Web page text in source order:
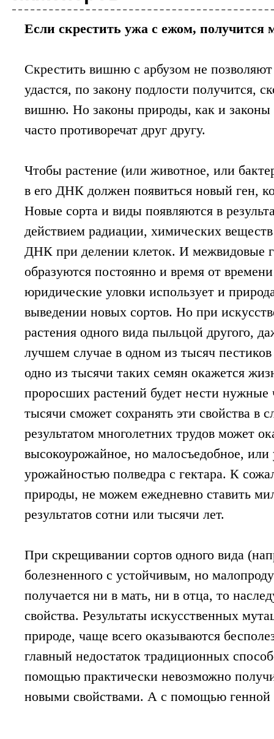
Биотехнология
вакцины от рака
Персонализированная медицина
каждого пациента в соответствии со
испытания позволяют надеяться, что
Биотехнология
секвенированию 2
Одна из крупнейших в мире
которого является компиляция
Биотехнология
Технологию CRISPR
устойчивости к ВИЧ
Китайские ученые применили
человека. Их работа, в которой метод
вторым исследованием, в котором метод
Если скрестить ужа с ежом, получится
Скрестить вишню с арбузом не
удастся, по закону подлости получится,
вишню. Но законы природы, как и законы
часто противоречат друг другу.
Чтобы растение (или животное, или
в его ДНК должен появиться новый ген,
Новые сорта и виды появляются в
действием радиации, химических
ДНК при делении клеток. И межвидовые
образуются постоянно и время от
юридические уловки использует и
выведении новых сортов. Но при
растения одного вида пыльцой другого,
лучшем случае в одном из тысяч
одно из тысячи таких семян окажется
проросших растений будет нести нужные
тысячи сможет сохранять эти свойства
результатом многолетних трудов может
высокоурожайное, но малосъедобное, или
урожайностью полведра с гектара. К
природы, не можем ежедневно ставить
результатов сотни или тысячи лет.
При скрещивании сортов одного вида
болезненного с устойчивым, но
получается ни в мать, ни в отца, то
свойства. Результаты искусственных
природе, чаще всего оказываются
главный недостаток традиционных
помощью практически невозможно
новыми свойствами. А с помощью